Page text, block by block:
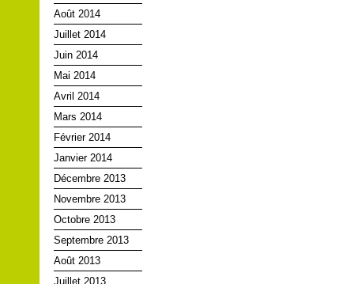
Août 2014
Juillet 2014
Juin 2014
Mai 2014
Avril 2014
Mars 2014
Février 2014
Janvier 2014
Décembre 2013
Novembre 2013
Octobre 2013
Septembre 2013
Août 2013
Juillet 2013